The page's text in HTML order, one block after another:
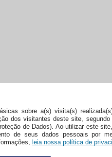
sobre a(s) visita(s)
dos visitantes deste site, segundo
de Dados). Ao utilizar este
de seus dados pessoais por
leia nossa política de